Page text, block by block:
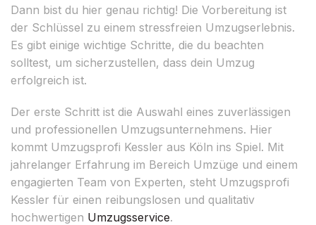
Dann bist du hier genau richtig! Die Vorbereitung ist
der Schlüssel zu einem stressfreien Umzugserlebnis.
Es gibt einige wichtige Schritte, die du beachten
solltest, um sicherzustellen, dass dein Umzug
erfolgreich ist.
Der erste Schritt ist die Auswahl eines zuverlässigen
und professionellen Umzugsunternehmens. Hier
kommt Umzugsprofi Kessler aus Köln ins Spiel. Mit
jahrelanger Erfahrung im Bereich Umzüge und einem
engagierten Team von Experten, steht Umzugsprofi
Kessler für einen reibungslosen und qualitativ
hochwertigen Umzugsservice.